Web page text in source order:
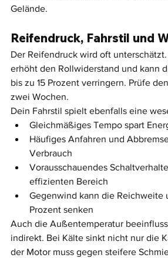
Gelände.
Reifendruck, Fahrstil und
Der Reifendruck wird oft
erhöht den Rollwiderstand und kann
bis zu 15 Prozent verringern. Prüfe
zwei Wochen.
Dein Fahrstil spielt ebenfalls eine
Gleichmäßiges Tempo spart
Häufiges Anfahren und
Verbrauch
Vorausschauendes
effizienten Bereich
Gegenwind kann die Reichweite
Prozent senken
Auch die Außentemperatur
indirekt. Bei Kälte sinkt nicht nur die
der Motor muss gegen steifere